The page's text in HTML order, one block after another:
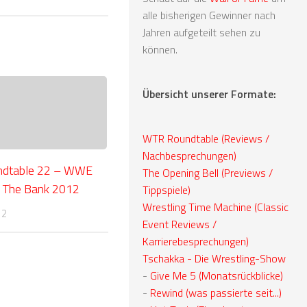
22 – WWE
Bank 2012
alle bisherigen Gewinner nach
Jahren aufgeteilt sehen zu
können.
Übersicht unserer Formate:
WTR Roundtable (Reviews /
Nachbesprechungen)
The Opening Bell (Previews /
Tippspiele)
Wrestling Time Machine (Classic
Event Reviews /
Karrierebesprechungen)
Tschakka - Die Wrestling-Show
- Give Me 5 (Monatsrückblicke)
- Rewind (was passierte seit...)